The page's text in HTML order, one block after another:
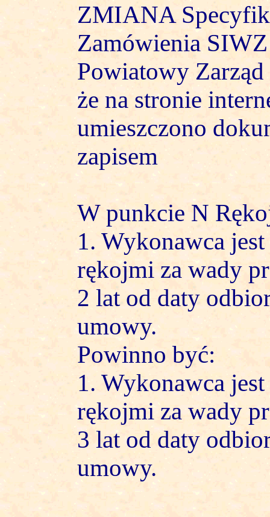
ZMIANA
Zamówienia SIWZ
Powiatowy
że na stronie
umieszczono
zapisem
W punkcie N
1. Wykonawca
rękojmi za wady
2 lat od daty
umowy.
Powinno być:
1. Wykonawca
rękojmi za wady
3 lat od daty
umowy.